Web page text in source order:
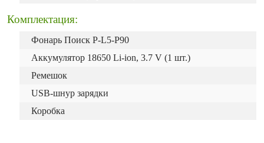
Комплектация:
Фонарь Поиск P-L5-P90
Аккумулятор 18650 Li-ion, 3.7 V (1 шт.)
Ремешок
USB-шнур зарядки
Коробка